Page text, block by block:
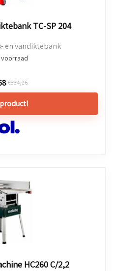
TC-SP 204
en vandiktebank
€334,26
HC260 C/2,2